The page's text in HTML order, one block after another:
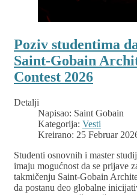
Poziv studentima
Saint-Gobain
Contest 2026
Detalji
Napisao: Saint Gobain
Kategorija: Vesti
Kreirano: 25 Februar
Studenti osnovnih i master
imaju mogućnost da se prijave
takmičenju Saint-Gobain
da postanu deo globalne